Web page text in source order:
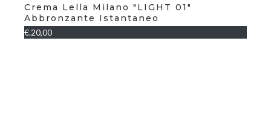
Crema Lella Milano "LIGHT 01"
Abbronzante Istantaneo
€.20,00